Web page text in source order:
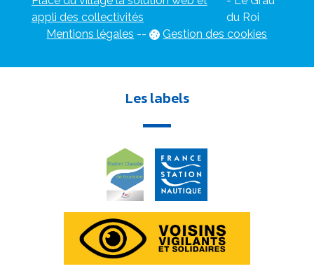
appli des collectivités
du Roi
Mentions légales -- Gestion des cookies
Les labels